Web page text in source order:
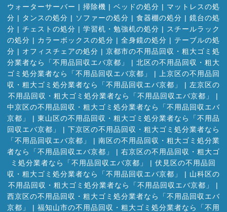
ウォーターサーバー | 掃除機 | ベッドの処分 | マットレスの処
分 | タンスの処分 | ソファーの処分 | 食器棚の処分 | 鏡台の処
分 | チェストの処分 | 学習机・勉強机の処分 | スチールラック
の処分 | カラーボックスの処分 | 全身鏡の処分 | テーブルの処
分 | オフィスチェアの処分 | 京都市の不用品回収・粗大ゴミ処
分業者なら「不用品回収エバ京都」
| 北区の不用品回収・粗大
ゴミ処分業者なら「不用品回収エバ京都」
|
上京区の不用品回
収・粗大ゴミ処分業者なら「不用品回収エバ京都」
| 左京区の
不用品回収・粗大ゴミ処分業者なら「不用品回収エバ京都」
|
中京区の不用品回収・粗大ゴミ処分業者なら「不用品回収エバ
京都」
| 東山区の不用品回収・粗大ゴミ処分業者なら「不用品
回収エバ京都」
| 下京区の不用品回収・粗大ゴミ処分業者なら
「不用品回収エバ京都」
| 南区の不用品回収・粗大ゴミ処分業
者なら「不用品回収エバ京都」
| 右京区の不用品回収・粗大ゴ
ミ処分業者なら「不用品回収エバ京都」
| 伏見区の不用品回
収・粗大ゴミ処分業者なら「不用品回収エバ京都」
| 山科区の
不用品回収・粗大ゴミ処分業者なら「不用品回収エバ京都」
|
西京区の不用品回収・粗大ゴミ処分業者なら「不用品回収エバ
京都」
| 福知山市の不用品回収・粗大ゴミ処分業者なら「不用